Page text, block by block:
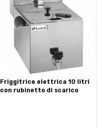
friggitrice elettrica 10 litri
con rubinetto di scarico